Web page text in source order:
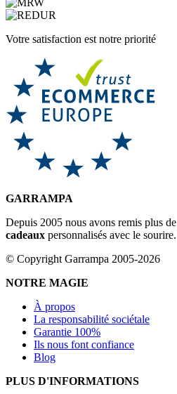
Votre satisfaction est notre priorité
GARRAMPA
Depuis 2005 nous avons remis plus de
cadeaux personnalisés avec le sourire.
© Copyright Garrampa 2005-2026
NOTRE MAGIE
À propos
La responsabilité sociétale
Garantie 100%
Ils nous font confiance
Blog
PLUS D'INFORMATIONS